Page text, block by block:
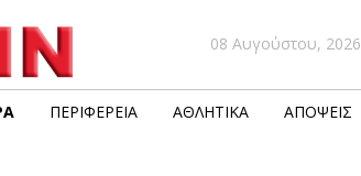
08 Αυγούστου, 2026
ΠΕΡΙΦΈΡΕΙΑ ΑΘΛΗΤΙΚΆ ΑΠΌΨΕΙΣ